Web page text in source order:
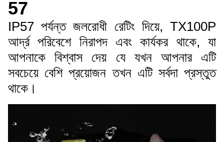
57
IP57 পর্যন্ত জলরোধী রেটিং দিয়ে, TX100P
আর্দ্র পরিবেশে নিরাপদ এবং কার্যকর থাকে, যা
আপনাকে বিশ্বাস দেয় যে যখন আপনার এটি
সবচেয়ে বেশি প্রয়োজন তখন এটি সর্বদা প্রস্তুত
থাকে।